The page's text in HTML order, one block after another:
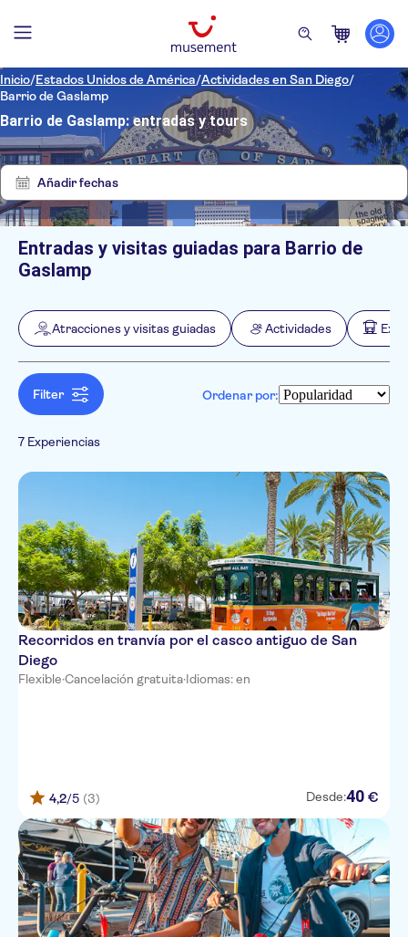
Inicio/Estados Unidos de América/Actividades en San Diego/
Barrio de Gaslamp
Barrio de Gaslamp: entradas y tours
Añadir fechas
FiltrosPrecio (por adulto)
Mín. € Máx. €
Hotel pickup
NO-PICKUP
Cancelación gratuita
Confirmación al momento
Bono electrónico
Visita guiada
Visita privada
Entrada incluida
Categorías
Atracciones y visitas guiadas
Actividades
Actividades en la ciudad
Excursiones de un día
Idiomas de la actividad
Inglés
QuitarMostrar
7
resultados
Entradas y visitas guiadas para Barrio de
Gaslamp
Atracciones y visitas guiadas Actividades
Filter Ordenar por:
7 Experiencias
Recorridos en tranvía por el casco antiguo de San
Diego
Flexible·Cancelación gratuita·Idiomas: en
4,2/5 (3) Desde:40 €